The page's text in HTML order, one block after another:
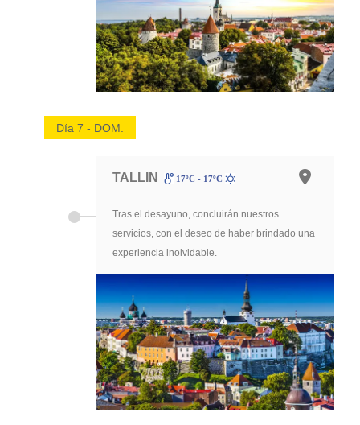
Día 7 - DOM.
TALLIN 17ºC - 17ºC
Tras el desayuno, concluirán nuestros
servicios, con el deseo de haber brindado una
experiencia inolvidable.